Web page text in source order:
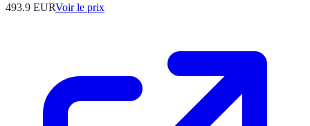
493.9 EURVoir le prix